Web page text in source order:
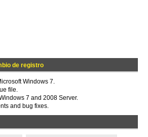
de registro
Windows 7.
file.
7 and 2008 Server.
and bug fixes.